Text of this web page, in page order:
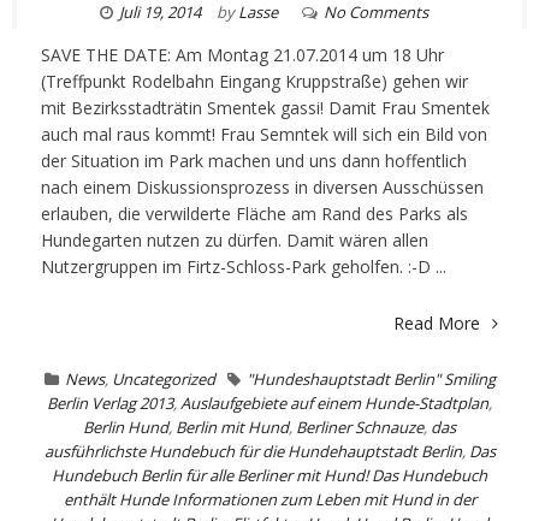
Juli 19, 2014 byLasse No Comments
SAVE THE DATE: Am Montag 21.07.2014 um 18 Uhr
(Treffpunkt Rodelbahn Eingang Kruppstraße) gehen wir
mit Bezirksstadträtin Smentek gassi! Damit Frau Smentek
auch mal raus kommt! Frau Semntek will sich ein Bild von
der Situation im Park machen und uns dann hoffentlich
nach einem Diskussionsprozess in diversen Ausschüssen
erlauben, die verwilderte Fläche am Rand des Parks als
Hundegarten nutzen zu dürfen. Damit wären allen
Nutzergruppen im Firtz-Schloss-Park geholfen. :-D ...
Read More
News, Uncategorized
"Hundeshauptstadt Berlin" Smiling
Berlin Verlag 2013,Auslaufgebiete auf einem Hunde-Stadtplan,
Berlin Hund, Berlin mit Hund, Berliner Schnauze, das
ausführlichste Hundebuch für die Hundehauptstadt Berlin, Das
Hundebuch Berlin für alle Berliner mit Hund! Das Hundebuch
enthält Hunde Informationen zum Leben mit Hund in der